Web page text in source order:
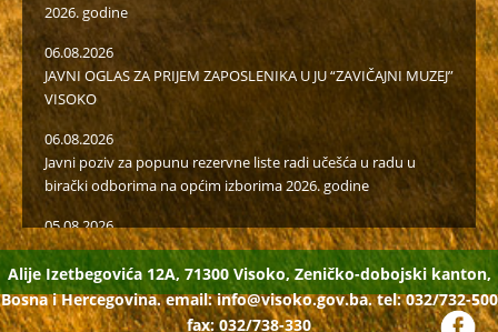
2026. godine
06.08.2026
JAVNI OGLAS ZA PRIJEM ZAPOSLENIKA U JU “ZAVIČAJNI MUZEJ”
VISOKO
06.08.2026
Javni poziv za popunu rezervne liste radi učešća u radu u
birački odborima na općim izborima 2026. godine
05.08.2026
Isplaćena novčana podrška za II kvartal proizvođačima
mlijeka i organske proizvodnje
04.08.2026
Alije Izetbegovića 12A, 71300 Visoko, Zeničko-dobojski kanton,
Bosna i Hercegovina. email:info@visoko.gov.ba.tel: 032/732-500
fax: 032/738-330